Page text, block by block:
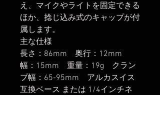
え、マイクやライトを固定できる
ほか、捻じ込み式のキャップが付
属します。
主な仕様
長さ：86mm 奥行：12mm
幅：15mm 重量：19g クラン
プ幅：65-95mm アルカスイス
互換ベース または 1/4インチネ